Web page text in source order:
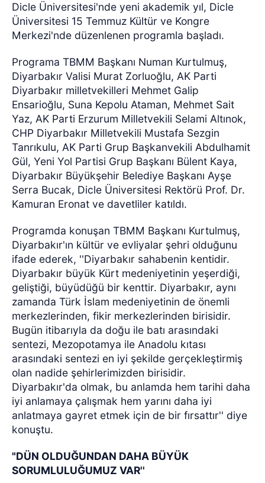
Dicle Üniversitesi'nde yeni akademik yıl, Dicle
Üniversitesi 15 Temmuz Kültür ve Kongre
Merkezi'nde düzenlenen programla başladı.
Programa TBMM Başkanı Numan Kurtulmuş,
Diyarbakır Valisi Murat Zorluoğlu, AK Parti
Diyarbakır milletvekilleri Mehmet Galip
Ensarioğlu, Suna Kepolu Ataman, Mehmet Sait
Yaz, AK Parti Erzurum Milletvekili Selami Altınok,
CHP Diyarbakır Milletvekili Mustafa Sezgin
Tanrıkulu, AK Parti Grup Başkanvekili Abdulhamit
Gül, Yeni Yol Partisi Grup Başkanı Bülent Kaya,
Diyarbakır Büyükşehir Belediye Başkanı Ayşe
Serra Bucak, Dicle Üniversitesi Rektörü Prof. Dr.
Kamuran Eronat ve davetliler katıldı.
Programda konuşan TBMM Başkanı Kurtulmuş,
Diyarbakır'ın kültür ve evliyalar şehri olduğunu
ifade ederek, ''Diyarbakır sahabenin kentidir.
Diyarbakır büyük Kürt medeniyetinin yeşerdiği,
geliştiği, büyüdüğü bir kenttir. Diyarbakır, aynı
zamanda Türk İslam medeniyetinin de önemli
merkezlerinden, fikir merkezlerinden birisidir.
Bugün itibarıyla da doğu ile batı arasındaki
sentezi, Mezopotamya ile Anadolu kıtası
arasındaki sentezi en iyi şekilde gerçekleştirmiş
olan nadide şehirlerimizden birisidir.
Diyarbakır'da olmak, bu anlamda hem tarihi daha
iyi anlamaya çalışmak hem yarını daha iyi
anlatmaya gayret etmek için de bir fırsattır'' diye
konuştu.
"DÜN OLDUĞUNDAN DAHA BÜYÜK
SORUMLULUĞUMUZ VAR''